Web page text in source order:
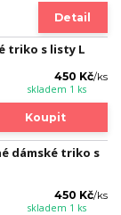
Detail
triko s listy L
450 Kč/ks
skladem 1 ks
Koupit
dámské triko s
450 Kč/ks
skladem 1 ks